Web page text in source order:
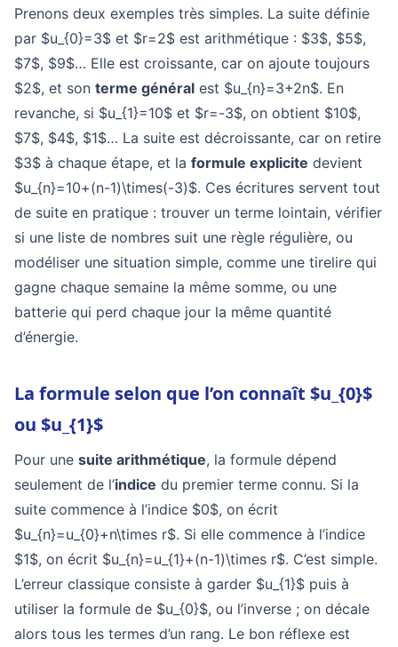
Prenons deux exemples très simples. La suite définie
par $u_{0}=3$ et $r=2$ est arithmétique : $3$, $5$,
$7$, $9$… Elle est croissante, car on ajoute toujours
$2$, et son terme général est $u_{n}=3+2n$. En
revanche, si $u_{1}=10$ et $r=-3$, on obtient $10$,
$7$, $4$, $1$… La suite est décroissante, car on retire
$3$ à chaque étape, et la formule explicite devient
$u_{n}=10+(n-1)\times(-3)$. Ces écritures servent tout
de suite en pratique : trouver un terme lointain, vérifier
si une liste de nombres suit une règle régulière, ou
modéliser une situation simple, comme une tirelire qui
gagne chaque semaine la même somme, ou une
batterie qui perd chaque jour la même quantité
d’énergie.
La formule selon que l’on connaît $u_{0}$
ou $u_{1}$
Pour une suite arithmétique, la formule dépend
seulement de l’indice du premier terme connu. Si la
suite commence à l’indice $0$, on écrit
$u_{n}=u_{0}+n\times r$. Si elle commence à l’indice
$1$, on écrit $u_{n}=u_{1}+(n-1)\times r$. C’est simple.
L’erreur classique consiste à garder $u_{1}$ puis à
utiliser la formule de $u_{0}$, ou l’inverse ; on décale
alors tous les termes d’un rang. Le bon réflexe est